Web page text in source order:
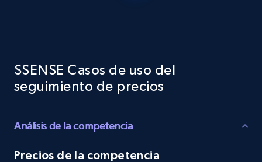
URL, Product id, Listing inventory id, Title, Rating,
price, and more.
SSENSE Casos de uso del
seguimiento de precios
Análisis de la competencia
Precios de la competencia